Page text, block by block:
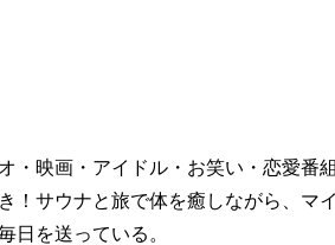
・映画・アイドル・お笑い・恋愛番
！サウナと旅で体を癒しながら、マ
日を送っている。